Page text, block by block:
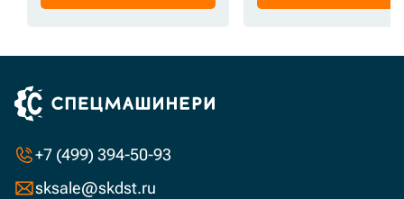
+7 (499) 394-50-93
sksale@skdst.ru